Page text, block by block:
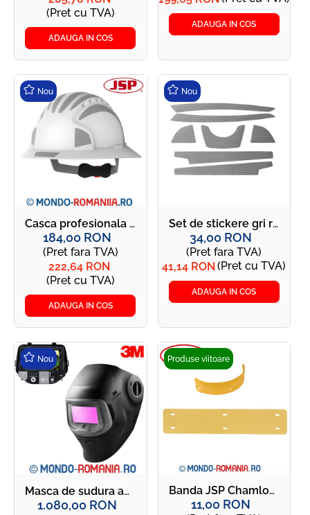
(Pret cu TVA)
ADAUGA IN COS
ADAUGA IN COS
Casca profesionala de protectie pentru industria oil gas + autocolante reflectorizante JSP - JSP EVO6100 Full Brim Reflectivity GRI
Nou
184,00 RON
(Pret fara TVA)
222,64 RON
(Pret cu TVA)
ADAUGA IN COS
Set de stickere gri reflectorizante pentru casti de protectie JSP FULL BRIM - Kit JSP DECALL FULL BRIM Reflectivity GRI
Nou
34,00 RON
(Pret fara TVA)
41,14 RON (Pret cu TVA)
ADAUGA IN COS
Masca de sudura automata, cu cristale lichide - 3M SPEEDGLAS 100V - G5-03 E
Nou
1.080,00 RON
Banda JSP Chamlon antitranspiratie - AJA840-000-200
Produse viitoare
11,00 RON